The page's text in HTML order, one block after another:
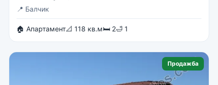
📍 Балчик
🏠 Апартамент📐 118 кв.м🛏 2🛁 1
Продажба